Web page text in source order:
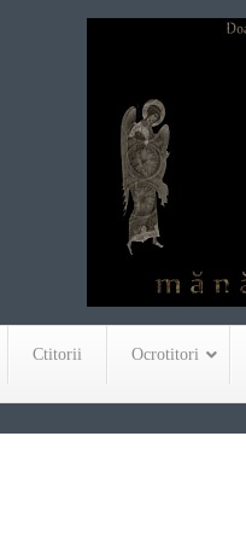
Ctitorii Ocrotitori